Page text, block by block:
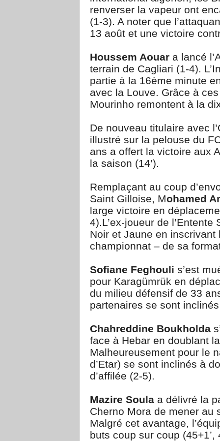
renverser la vapeur ont
(1-3). A noter que
13 août et une victoire
Houssem Aouara lancé
terrain de Cagliari (1-4).
partie à la 16ème minute
avec la Louve. Grâce à
Mourinho remontent à la
De nouveau titulaire avec
illustré sur la pelouse du
ans a offert la victoire aux
la saison (14’).
Remplaçant au coup
Saint Gilloise, Mohamed
large victoire en
4).L’ex-joueur de
Noir et Jaune en
championnat – de sa
Sofiane Feghouli s’est
pour Karagümrük en
du milieu défensif de 33
partenaires se sont
Chahreddine Boukholda
face à Hebar en doublant
Malheureusement pour le
d’Etar) se sont inclinés à
d’affilée (2-5).
Mazire Soula a délivré la
Cherno Mora de mener au
Malgré cet avantage,
buts coup sur coup